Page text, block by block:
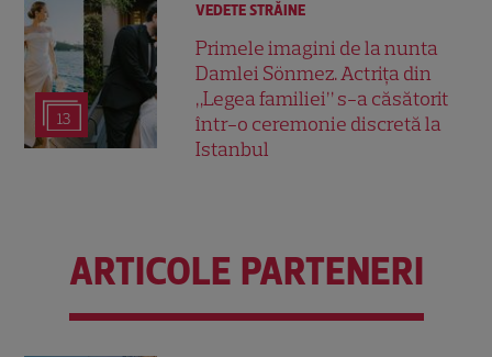
13
VEDETE STRĂINE
Primele imagini de la nunta
Damlei Sönmez. Actrița din
„Legea familiei” s-a căsătorit
într-o ceremonie discretă la
Istanbul
ARTICOLE PARTENERI